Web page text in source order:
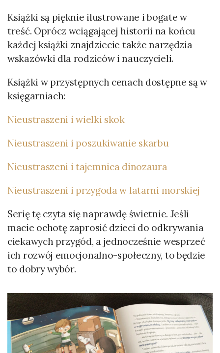
Książki są pięknie ilustrowane i bogate w
treść. Oprócz wciągającej historii na końcu
każdej książki znajdziecie także narzędzia –
wskazówki dla rodziców i nauczycieli.
Książki w przystępnych cenach dostępne są w
księgarniach:
Nieustraszeni i wielki skok
Nieustraszeni i poszukiwanie skarbu
Nieustraszeni i tajemnica dinozaura
Nieustraszeni i przygoda w latarni morskiej
Serię tę czyta się naprawdę świetnie. Jeśli
macie ochotę zaprosić dzieci do odkrywania
ciekawych przygód, a jednocześnie wesprzeć
ich rozwój emocjonalno-społeczny, to będzie
to dobry wybór.